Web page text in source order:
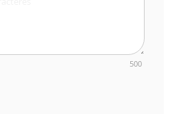
500